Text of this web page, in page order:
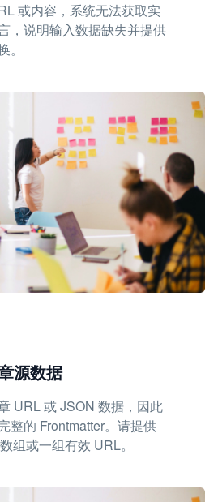
或内容，系统无法获取实
，说明输入数据缺失并提供
源数据
URL 或 JSON 数据，因此
整的 Frontmatter。请提供
组或一组有效 URL。